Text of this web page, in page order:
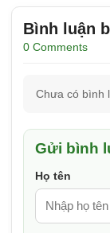
Bình luận
0 Comments
Chưa có bình
Gửi bình
Họ tên